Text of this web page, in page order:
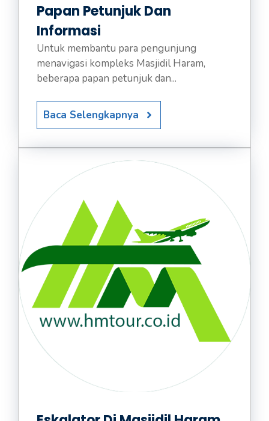
Papan Petunjuk Dan
Informasi
Untuk membantu para pengunjung
menavigasi kompleks Masjidil Haram,
beberapa papan petunjuk dan...
Baca Selengkapnya